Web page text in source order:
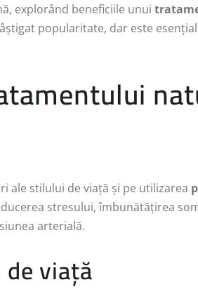
explorând beneficiile unui
popularitate, dar este
ale stilului de viață și pe utilizarea
stresului, îmbunătățirea
arterială.
viață